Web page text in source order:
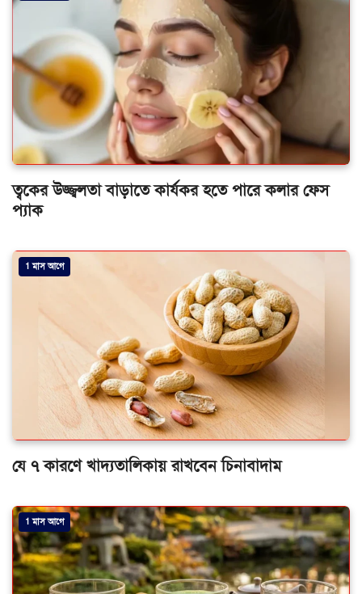
ত্বকের উজ্জ্বলতা বাড়াতে কার্যকর হতে পারে কলার ফেস
প্যাক
1 মাস আগে
যে ৭ কারণে খাদ্যতালিকায় রাখবেন চিনাবাদাম
1 মাস আগে